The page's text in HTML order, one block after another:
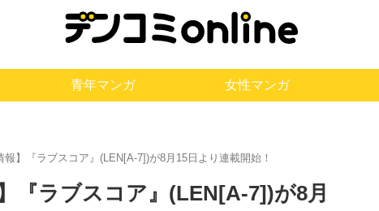
青年マンガ 女性マンガ
報】『ラブスコア』(LEN[A‐7])が8月15日より連載開始！
『ラブスコア』(LEN[A‐7])が8月